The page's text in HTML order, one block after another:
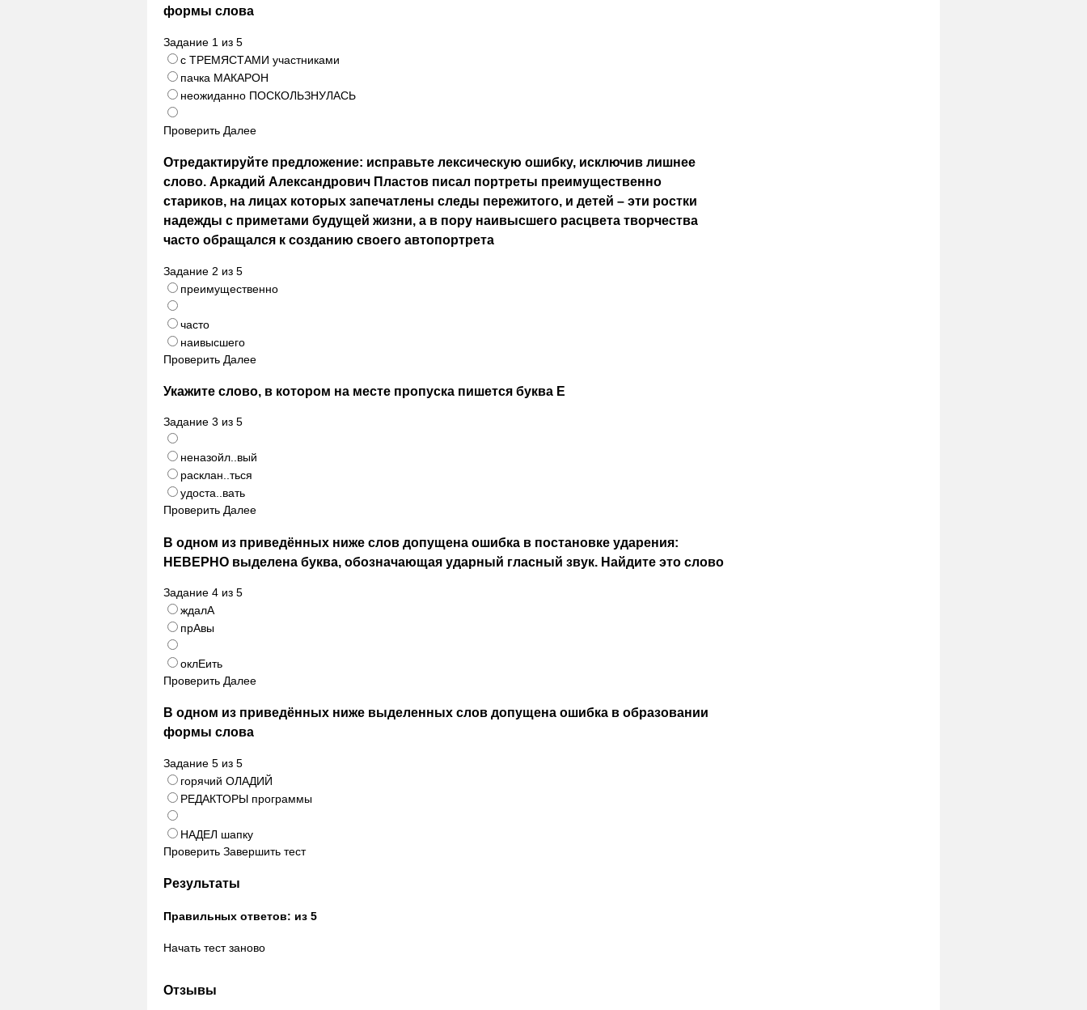
формы слова
Задание 1 из 5
с ТРЕМЯСТАМИ участниками
пачка МАКАРОН
неожиданно ПОСКОЛЬЗНУЛАСЬ
Проверить Далее
Отредактируйте предложение: исправьте лексическую ошибку, исключив лишнее
слово. Аркадий Александрович Пластов писал портреты преимущественно
стариков, на лицах которых запечатлены следы пережитого, и детей – эти ростки
надежды с приметами будущей жизни, а в пору наивысшего расцвета творчества
часто обращался к созданию своего автопортрета
Задание 2 из 5
преимущественно
часто
наивысшего
Проверить Далее
Укажите слово, в котором на месте пропуска пишется буква Е
Задание 3 из 5
неназойл..вый
расклан..ться
удоста..вать
Проверить Далее
В одном из приведённых ниже слов допущена ошибка в постановке ударения:
НЕВЕРНО выделена буква, обозначающая ударный гласный звук. Найдите это слово
Задание 4 из 5
ждалА
прАвы
оклЕить
Проверить Далее
В одном из приведённых ниже выделенных слов допущена ошибка в образовании
формы слова
Задание 5 из 5
горячий ОЛАДИЙ
РЕДАКТОРЫ программы
НАДЕЛ шапку
Проверить Завершить тест
Результаты
Правильных ответов: из 5
Начать тест заново
Отзывы